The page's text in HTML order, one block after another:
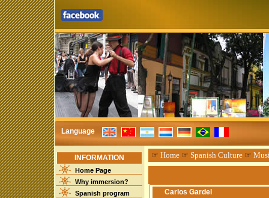
Language
INFORMATION
Home Page
Why immersion?
Spanish program
☞ Home☞ Spanish Culture☞
Carlos Gardel